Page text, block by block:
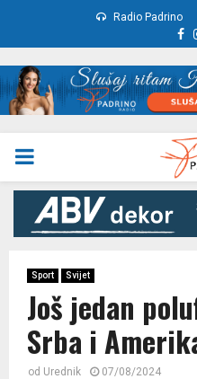
Radio Padrino
PRIMARY
MENU
Sport Svijet
Još jedan
Srba i
od Urednik 07/08/2024